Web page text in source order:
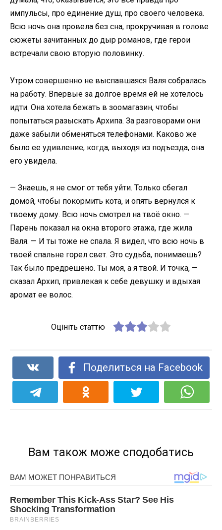
импульсы, про единение душ, про своего человека.
Всю ночь она провела без сна, прокручивая в голове
сюжеты зачитанных до дыр романов, где герои
встречали свою вторую половинку.
Утром совершенно не выспавшаяся Валя собралась
на работу. Впервые за долгое время ей не хотелось
идти. Она хотела бежать в зоомагазин, чтобы
попытаться разыскать Архипа. За разговорами они
даже забыли обменяться телефонами. Каково же
было ее удивление, когда, выходя из подъезда, она
его увидела.
— Знаешь, я не смог от тебя уйти. Только сбегал
домой, чтобы покормить кота, и опять вернулся к
твоему дому. Всю ночь смотрел на твоё окно. —
Парень показал на окна второго этажа, где жила
Валя. — И ты тоже не спала. Я видел, что всю ночь в
твоей спальне горел свет. Это судьба, понимаешь?
Так было предрешено. Ты моя, а я твой. И точка, —
сказал Архип, привлекая к себе девушку и вдыхая
аромат ее волос.
Оцініть статтю
Поделиться на Facebook
Вам також може сподобатись